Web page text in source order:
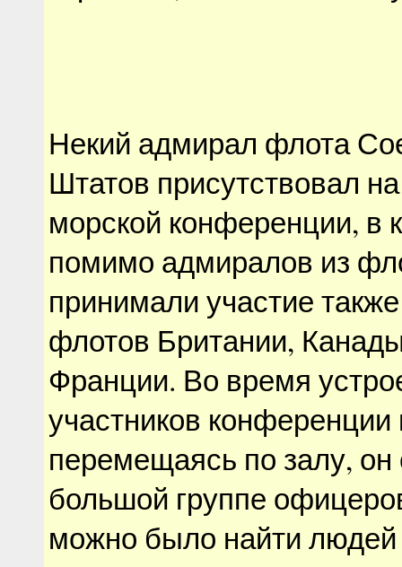
Некий адмирал флота
Штатов присутствовал
морской конференции, в
помимо адмиралов из
принимали участие
флотов Британии,
Франции. Во время
участников
перемещаясь по залу, он
большой группе
можно было найти людей